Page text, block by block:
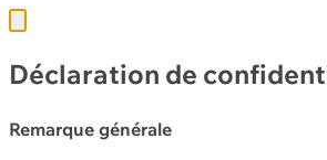
Déclaration de
Remarque générale